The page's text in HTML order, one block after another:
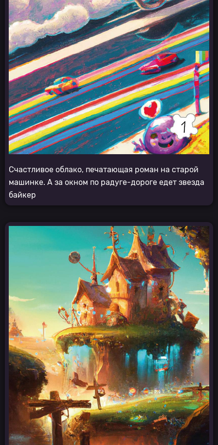
Счастливое облако, печатающая роман на старой
машинке. А за окном по радуге-дороге едет звезда
байкер